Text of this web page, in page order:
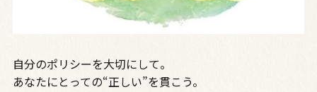
自分のポリシーを大切にして。
あなたにとっての“正しい”を貫こう。